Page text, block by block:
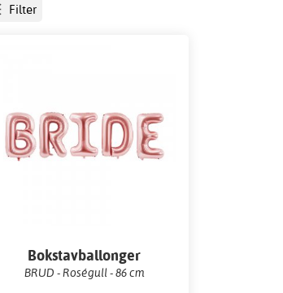
Filter
Bokstavballonger
BRUD - Roségull - 86 cm